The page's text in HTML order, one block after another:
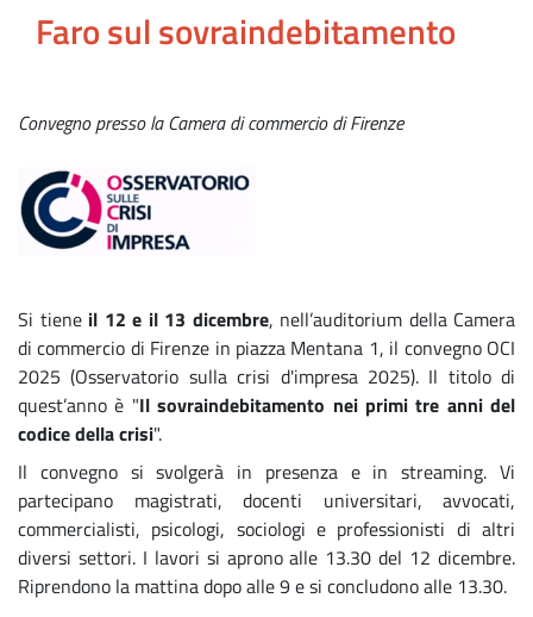
Faro sul sovraindebitamento
Convegno presso la Camera di commercio di Firenze
Si tiene il 12 e il 13 dicembre, nell’auditorium della Camera
di commercio di Firenze in piazza Mentana 1, il convegno OCI
2025 (Osservatorio sulla crisi d'impresa 2025). Il titolo di
quest’anno è "Il sovraindebitamento nei primi tre anni del
codice della crisi".
Il convegno si svolgerà in presenza e in streaming. Vi
partecipano magistrati, docenti universitari, avvocati,
commercialisti, psicologi, sociologi e professionisti di altri
diversi settori. I lavori si aprono alle 13.30 del 12 dicembre.
Riprendono la mattina dopo alle 9 e si concludono alle 13.30.